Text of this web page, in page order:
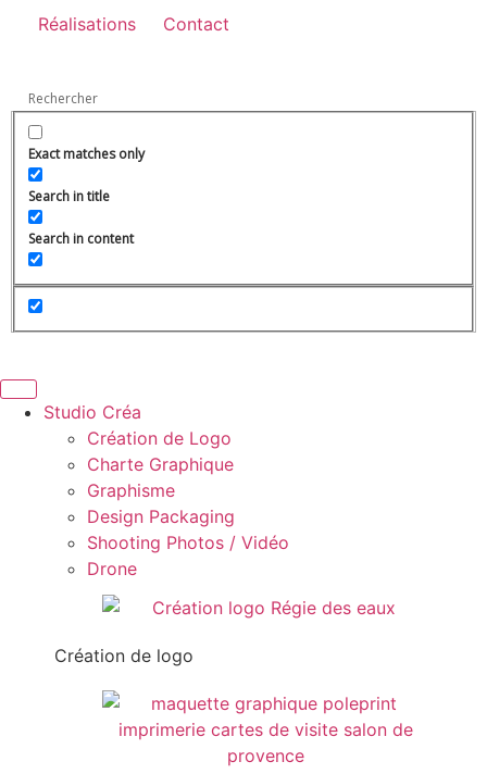
Réalisations Contact
Exact matches only
Search in title
Search in content
Studio Créa
Création de Logo
Charte Graphique
Graphisme
Design Packaging
Shooting Photos / Vidéo
Drone
Création de logo